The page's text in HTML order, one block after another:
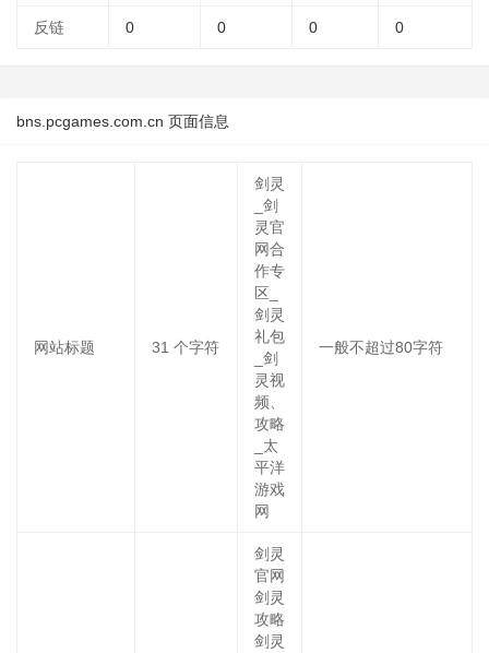
反链 0 0 0 0
bns.pcgames.com.cn 页面信息
网站标题 31 个字符
剑灵
_剑
灵官
网合
作专
区_
剑灵
礼包
_剑
灵视
频、
攻略
_太
平洋
游戏
网
一般不超过80字符
剑灵
官网
剑灵
攻略
剑灵